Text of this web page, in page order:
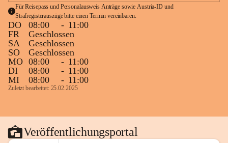
Für Reisepass und Personalausweis Anträge sowie Austria-ID und
Strafregisterauszüge bitte einen Termin vereinbaren.
DO 08:00 - 11:00
FR
Geschlossen
SA
Geschlossen
SO
Geschlossen
MO 08:00 - 11:00
DI
08:00 - 11:00
MI
08:00 - 11:00
Zuletzt bearbeitet: 25.02.2025
Veröffentlichungsportal